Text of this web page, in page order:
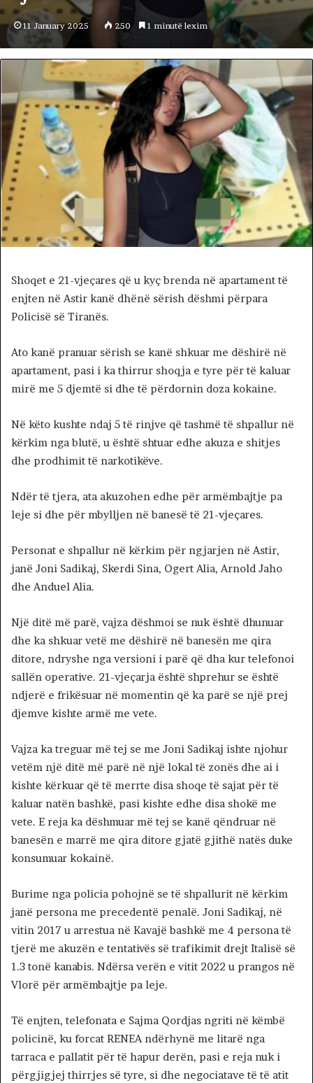
11 January 2025 250 1 minutë lexim
Shoqet e 21-vjeçares që u kyç brenda në apartament të
enjten në Astir kanë dhënë sërish dëshmi përpara
Policisë së Tiranës.
Ato kanë pranuar sërish se kanë shkuar me dëshirë në
apartament, pasi i ka thirrur shoqja e tyre për të kaluar
mirë me 5 djemtë si dhe të përdornin doza kokaine.
Në këto kushte ndaj 5 të rinjve që tashmë të shpallur në
kërkim nga blutë, u është shtuar edhe akuza e shitjes
dhe prodhimit të narkotikëve.
Ndër të tjera, ata akuzohen edhe për armëmbajtje pa
leje si dhe për mbylljen në banesë të 21-vjeçares.
Personat e shpallur në kërkim për ngjarjen në Astir,
janë Joni Sadikaj, Skerdi Sina, Ogert Alia, Arnold Jaho
dhe Anduel Alia.
Një ditë më parë, vajza dëshmoi se nuk është dhunuar
dhe ka shkuar vetë me dëshirë në banesën me qira
ditore, ndryshe nga versioni i parë që dha kur telefonoi
sallën operative. 21-vjeçarja është shprehur se është
ndjerë e frikësuar në momentin që ka parë se një prej
djemve kishte armë me vete.
Vajza ka treguar më tej se me Joni Sadikaj ishte njohur
vetëm një ditë më parë në një lokal të zonës dhe ai i
kishte kërkuar që të merrte disa shoqe të sajat për të
kaluar natën bashkë, pasi kishte edhe disa shokë me
vete. E reja ka dëshmuar më tej se kanë qëndruar në
banesën e marrë me qira ditore gjatë gjithë natës duke
konsumuar kokainë.
Burime nga policia pohojnë se të shpallurit në kërkim
janë persona me precedentë penalë. Joni Sadikaj, në
vitin 2017 u arrestua në Kavajë bashkë me 4 persona të
tjerë me akuzën e tentativës së trafikimit drejt Italisë së
1.3 tonë kanabis. Ndërsa verën e vitit 2022 u prangos në
Vlorë për armëmbajtje pa leje.
Të enjten, telefonata e Sajma Qordjas ngriti në këmbë
policinë, ku forcat RENEA ndërhynë me litarë nga
tarraca e pallatit për të hapur derën, pasi e reja nuk i
përgjigjej thirrjes së tyre, si dhe negociatave të të atit